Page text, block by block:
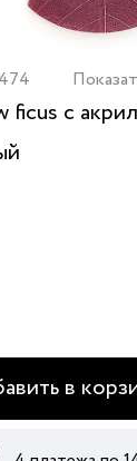
ficus с
в